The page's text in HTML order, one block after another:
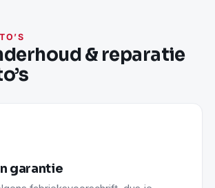
& reparatie
garantie